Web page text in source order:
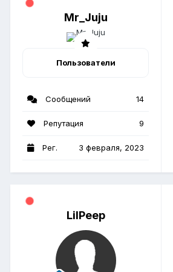
Mr_Juju
Пользователи
Сообщений 14
Репутация 9
Рег. 3 февраля, 2023
LilPeep